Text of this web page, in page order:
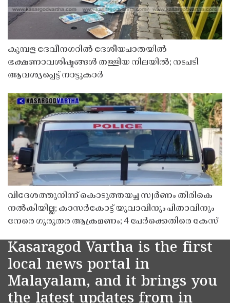
കുമ്പള ദേവീനഗറിൽ ദേശീയപാതയിൽ
ഭക്ഷണാവശിഷ്ടങ്ങൾ തള്ളിയ നിലയിൽ; നടപടി
ആവശ്യപ്പെട്ട് നാട്ടുകാർ
വിദേശത്തുനിന്ന് കൊടുത്തയച്ച സ്വർണം തിരികെ
നൽകിയില്ല; കാസർകോട്ട് യുവാവിനും പിതാവിനും
നേരെ ഗുരുതര ആക്രമണം; 4 പേർക്കെതിരെ കേസ്
Kasaragod Vartha is the first
local news portal in
Malayalam, and it brings you
the latest updates from in